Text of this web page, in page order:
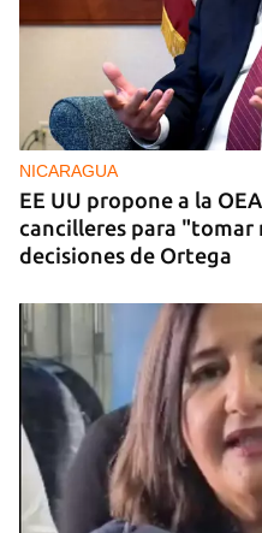
FOTO DEL DÍA
Un litro de aceite
mínimos
NICARAGUA
EE UU propone a la
cancilleres para "tomar
decisiones de Ortega